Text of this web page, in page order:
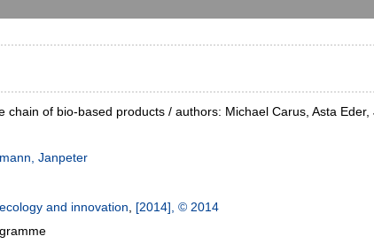
chain of bio-based products / authors: Michael Carus, Asta
Janpeter
and innovation, [2014], © 2014